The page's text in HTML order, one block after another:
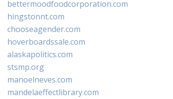
bettermoodfoodcorporation.com
hingstonnt.com
chooseagender.com
hoverboardssale.com
alaskapolitics.com
stsmp.org
manoelneves.com
mandelaeffectlibrary.com